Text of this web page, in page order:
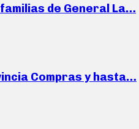
de General La…
Compras y hasta…